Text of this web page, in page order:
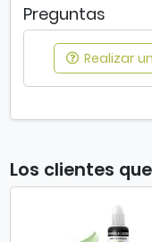
v
e
a
a
e
Preguntas
Realizar